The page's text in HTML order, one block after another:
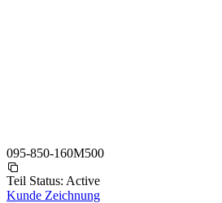
095-850-160M500
Teil Status: Active
Kunde Zeichnung